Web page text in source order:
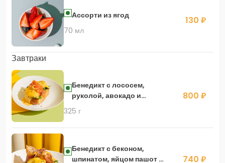
Ассорти из ягод
70 мл
130 ₽
Завтраки
Бенедикт с лососем,
руколой, авокадо и
соусом голландез
325 г
800 ₽
Бенедикт с беконом,
шпинатом, яйцом пашот и
740 ₽